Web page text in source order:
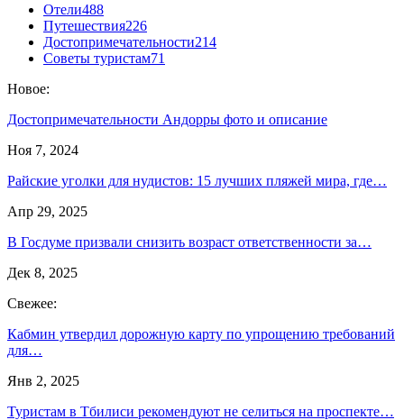
Отели488
Путешествия226
Достопримечательности214
Советы туристам71
Новое:
Достопримечательности Андорры фото и описание
Ноя 7, 2024
Райские уголки для нудистов: 15 лучших пляжей мира, где…
Апр 29, 2025
В Госдуме призвали снизить возраст ответственности за…
Дек 8, 2025
Свежее:
Кабмин утвердил дорожную карту по упрощению требований
для…
Янв 2, 2025
Туристам в Тбилиси рекомендуют не селиться на проспекте…